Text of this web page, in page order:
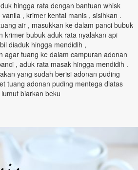
hingga rata dengan bantuan whisk
, krimer kental manis , sisihkan .
air , masukkan ke dalam panci bubuk
krimer bubuk aduk rata nyalakan api
diaduk hingga mendidih ,
agar tuang ke dalam campuran adonan
, aduk rata masak hingga mendidih .
yang sudah berisi adonan puding
tuang adonan puding mentega diatas
biarkan beku